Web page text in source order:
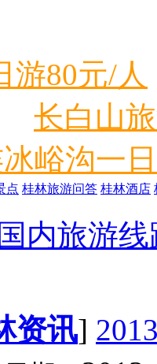
游80元/人
长白山
峪沟一
点 桂林旅游问答 桂林酒店
国内旅游线
资讯]